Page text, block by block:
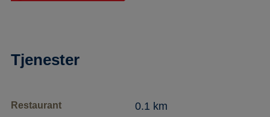
Tjenester
Restaurant 0.1 km